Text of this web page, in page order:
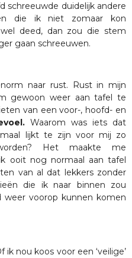
schreeuwde duidelijk andere
die ik niet zomaar kon
deed, dan zou die stem
gaan schreeuwen.
naar rust. Rust in mijn
gewoon weer aan tafel te
van een voor-, hoofd- en
Waarom was iets dat
lijkt te zijn voor mij zo
Het maakte me
ooit nog normaal aan tafel
van al dat lekkers zonder
die ik naar binnen zou
weer voorop kunnen komen
nou koos voor een ‘veilige’